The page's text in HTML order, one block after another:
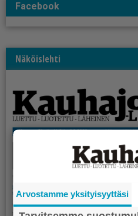
Facebook
Näköislehti
Arvostamme yksityisyyttäsi